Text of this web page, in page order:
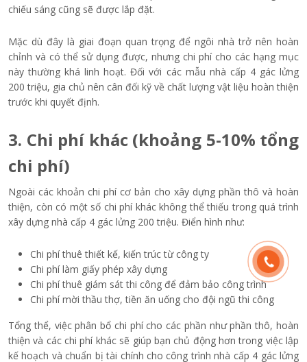
chiếu sáng cũng sẽ được lắp đặt.
Mặc dù đây là giai đoạn quan trọng để ngôi nhà trở nên hoàn
chỉnh và có thể sử dụng được, nhưng chi phí cho các hạng mục
này thường khá linh hoạt. Đối với các mẫu nhà cấp 4 gác lửng
200 triệu, gia chủ nên cân đối kỹ về chất lượng vật liệu hoàn thiện
trước khi quyết định.
3. Chi phí khác (khoảng 5-10% tổng
chi phí)
Ngoài các khoản chi phí cơ bản cho xây dựng phần thô và hoàn
thiện, còn có một số chi phí khác không thể thiếu trong quá trình
xây dựng nhà cấp 4 gác lửng 200 triệu. Điển hình như:
Chi phí thuê thiết kế, kiến trúc từ công ty
Chi phí làm giấy phép xây dựng
Chi phí thuê giám sát thi công để đảm bảo công trình
Chi phí mời thầu thợ, tiền ăn uống cho đội ngũ thi công
Tổng thể, việc phân bổ chi phí cho các phần như phần thô, hoàn
thiện và các chi phí khác sẽ giúp bạn chủ động hơn trong việc lập
kế hoạch và chuẩn bị tài chính cho công trình nhà cấp 4 gác lửng